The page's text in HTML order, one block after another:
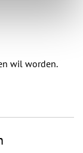
wil worden.